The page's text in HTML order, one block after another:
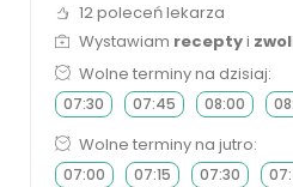
12 poleceń lekarza
Wystawiam receptyi
Wolne terminy na dzisiaj:
07:30 07:45 08:00
Wolne terminy na jutro:
07:00 07:15 07:30